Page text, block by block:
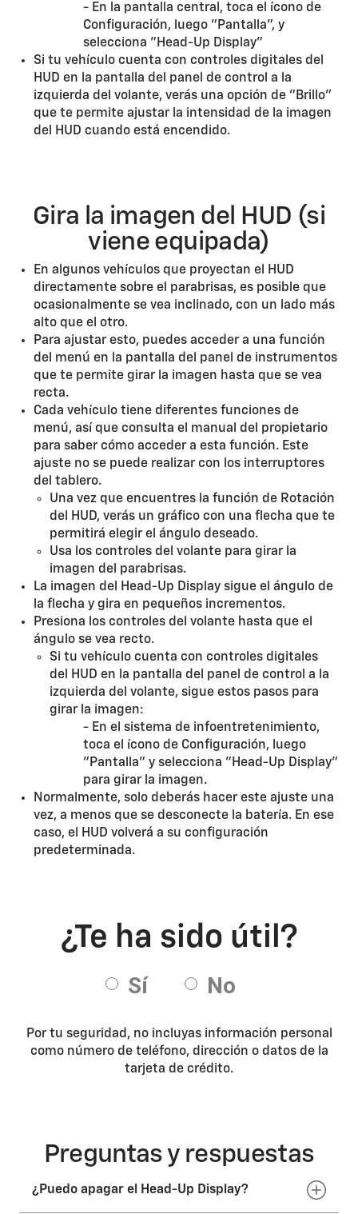
- En la pantalla central, toca el ícono de
Configuración, luego "Pantalla", y
selecciona "Head-Up Display"
Si tu vehículo cuenta con controles digitales del
HUD en la pantalla del panel de control a la
izquierda del volante, verás una opción de "Brillo"
que te permite ajustar la intensidad de la imagen
del HUD cuando está encendido.
Gira la imagen del HUD (si
viene equipada)
En algunos vehículos que proyectan el HUD
directamente sobre el parabrisas, es posible que
ocasionalmente se vea inclinado, con un lado más
alto que el otro.
Para ajustar esto, puedes acceder a una función
del menú en la pantalla del panel de instrumentos
que te permite girar la imagen hasta que se vea
recta.
Cada vehículo tiene diferentes funciones de
menú, así que consulta el manual del propietario
para saber cómo acceder a esta función. Este
ajuste no se puede realizar con los interruptores
del tablero.
Una vez que encuentres la función de Rotación
del HUD, verás un gráfico con una flecha que te
permitirá elegir el ángulo deseado.
Usa los controles del volante para girar la
imagen del parabrisas.
La imagen del Head-Up Display sigue el ángulo de
la flecha y gira en pequeños incrementos.
Presiona los controles del volante hasta que el
ángulo se vea recto.
Si tu vehículo cuenta con controles digitales
del HUD en la pantalla del panel de control a la
izquierda del volante, sigue estos pasos para
girar la imagen:
- En el sistema de infoentretenimiento,
toca el ícono de Configuración, luego
"Pantalla" y selecciona "Head-Up Display"
para girar la imagen.
Normalmente, solo deberás hacer este ajuste una
vez, a menos que se desconecte la batería. En ese
caso, el HUD volverá a su configuración
predeterminada.
Por tu seguridad, no incluyas información personal
como número de teléfono, dirección o datos de la
tarjeta de crédito.
Preguntas y respuestas
¿Puedo apagar el Head-Up Display?